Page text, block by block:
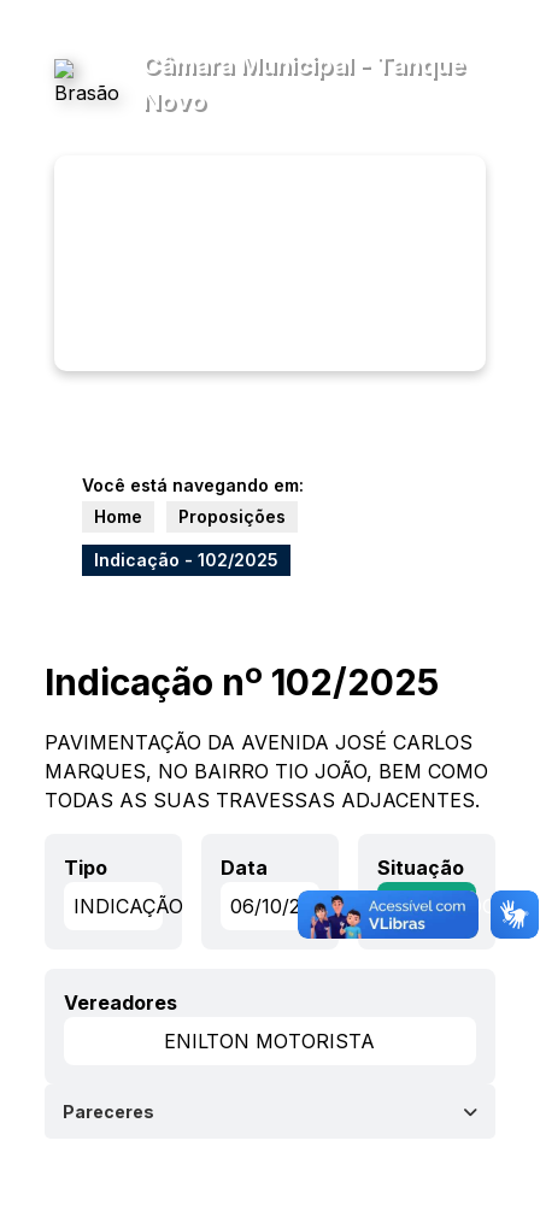
Câmara Municipal - Tanque
Novo
Você está navegando em:
Home
Proposições
Indicação - 102/2025
Indicação nº 102/2025
PAVIMENTAÇÃO DA AVENIDA JOSÉ CARLOS
MARQUES, NO BAIRRO TIO JOÃO, BEM COMO
TODAS AS SUAS TRAVESSAS ADJACENTES.
Tipo
INDICAÇÃO
Data
06/10/2025
Situação
APROVADO
Vereadores
ENILTON MOTORISTA
Pareceres